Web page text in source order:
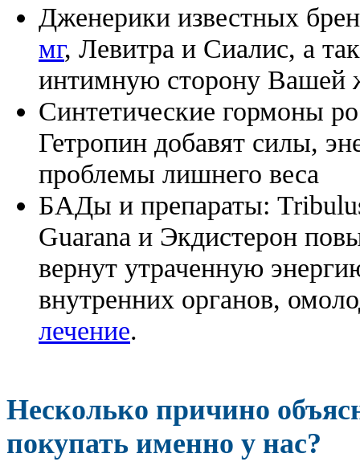
Дженерики известных
мг, Левитра и Сиалис, а
интимную сторону Вашей
Синтетические гормоны
Гетропин добавят силы,
проблемы лишнего веса
БАДы и препараты:
Guarana и Экдистерон
вернут утраченную
внутренних органов,
лечение.
Несколько причино
покупать именно у нас?